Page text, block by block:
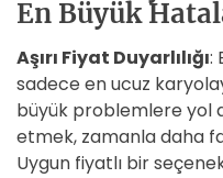
En Büyük
Aşırı Fiyat Duyarlılığı:
sadece en ucuz
büyük problemlere yol
etmek, zamanla daha
Uygun fiyatlı bir